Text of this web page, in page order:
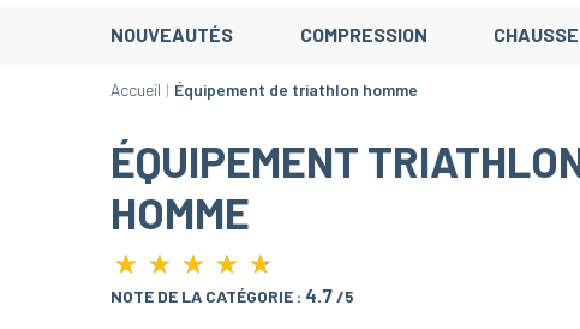
NOUVEAUTÉS COMPRESSION
Accueil Équipement de triathlon homme
ÉQUIPEMENT
HOMME
★ ★ ★ ★ ★
★ ★ ★ ★ ★
NOTE DE LA CATÉGORIE : 4.7/5